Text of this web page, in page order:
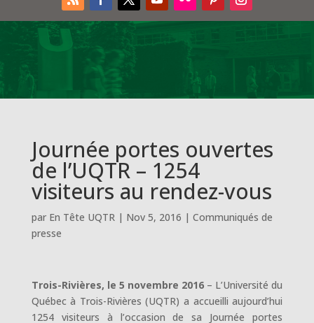
Journée portes ouvertes
de l’UQTR – 1254
visiteurs au rendez-vous
par En Tête UQTR| Nov 5, 2016 | Communiqués de
presse
Trois-Rivières, le 5 novembre 2016 – L’Université du
Québec à Trois-Rivières (UQTR) a accueilli aujourd’hui
1254 visiteurs à l’occasion de sa Journée portes